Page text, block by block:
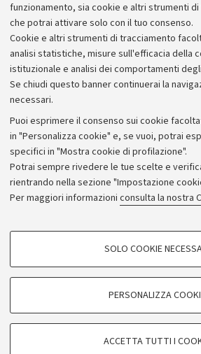
funzionamento, sia cookie e altri strumenti
che potrai attivare solo con il tuo consenso.
Cookie e altri strumenti di tracciamento
analisi statistiche, misure sull'efficacia della
istituzionale e analisi dei comportamenti
Se chiudi questo banner continuerai la
necessari.
Puoi esprimere il consenso sui cookie
in "Personalizza cookie" e, se vuoi, potrai
specifici in "Mostra cookie di profilazione".
Potrai sempre rivedere le tue scelte e
rientrando nella sezione "Impostazione
Per maggiori informazioni consulta la nostra
COOKIE DI PROFILAZIONE -
COOKIE TECNICI - NECESSARI
SOLO COOKIE
PERSONALIZZA
ACCETTA TUTTI I
Archivio
Comunicati
Redazione
Rassegna stampa
© Copyright 2026 - ALMA MATER
Bologna - Via Zamboni, 33 - 40126
CF: 80007010376